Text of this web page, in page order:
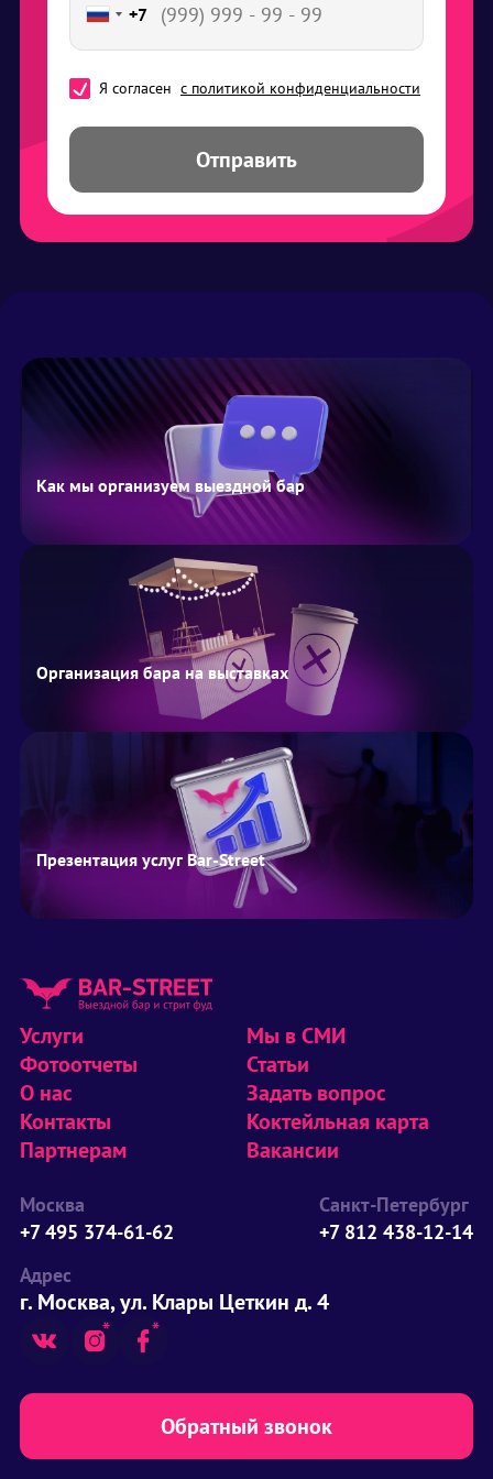
+7
Я согласен с политикой конфиденциальности
Отправить
Как мы организуем выездной бар
Организация бара на выставках
Презентация услуг Bar-Street
Услуги
Фотоотчеты
О нас
Контакты
Партнерам
Мы в СМИ
Статьи
Задать вопрос
Коктейльная карта
Вакансии
Москва
+7 495 374-61-62
Санкт-Петербург
+7 812 438-12-14
Адрес
г. Москва, ул. Клары Цеткин д. 4
Обратный звонок